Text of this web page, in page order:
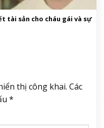
tài sản cho cháu gái và sự
thị công khai. Các
*